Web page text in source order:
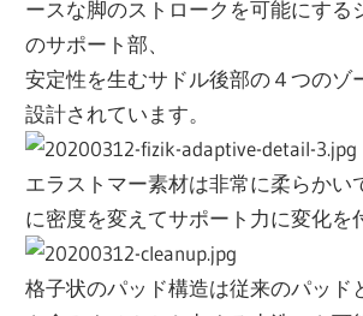
ースな脚のストロークを可能にする
のサポート部、
安定性を生むサドル後部の４つのゾ
設計されています。
エラストマー素材は非常に柔らかい
に密度を変えてサポート力に変化を
格子状のパッド構造は従来のパッド